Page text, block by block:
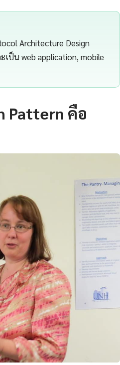
Architecture Design
ป็น web application, mobile
Pattern คือ